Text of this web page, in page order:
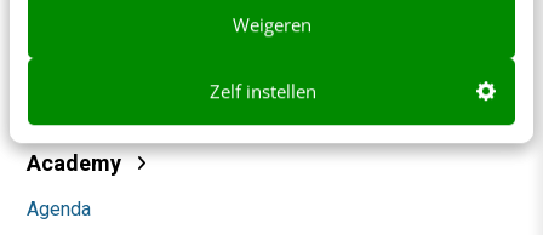
Weigeren
Zelf instellen
Themanieuwsbrieven
Academy
Agenda